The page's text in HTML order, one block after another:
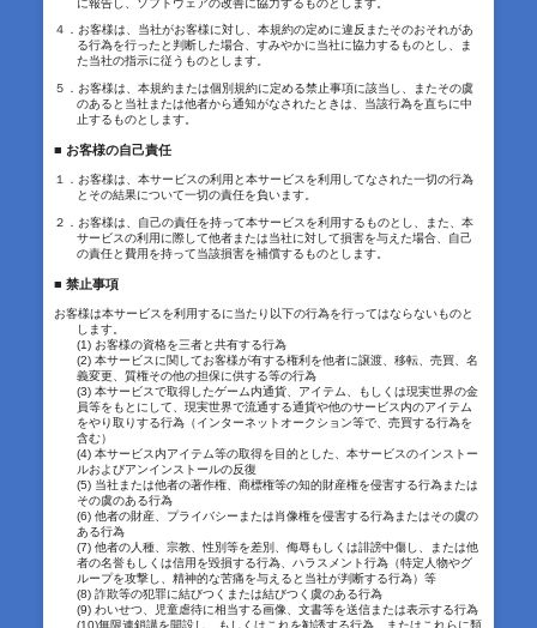
４．お客様は、当社がお客様に対し、本規約の定めに違反またそのおそれがあ
る行為を行ったと判断した場合、すみやかに当社に協力するものとし、ま
た当社の指示に従うものとします。
５．お客様は、本規約または個別規約に定める禁止事項に該当し、またその虞
のあると当社または他者から通知がなされたときは、当該行為を直ちに中
止するものとします。
■ お客様の自己責任
１．お客様は、本サービスの利用と本サービスを利用してなされた一切の行為
とその結果について一切の責任を負います。
２．お客様は、自己の責任を持って本サービスを利用するものとし、また、本
サービスの利用に際して他者または当社に対して損害を与えた場合、自己
の責任と費用を持って当該損害を補償するものとします。
■ 禁止事項
お客様は本サービスを利用するに当たり以下の行為を行ってはならないものと
します。
(1) お客様の資格を三者と共有する行為
(2) 本サービスに関してお客様が有する権利を他者に譲渡、移転、売買、名
義変更、質権その他の担保に供する等の行為
(3) 本サービスで取得したゲーム内通貨、アイテム、もしくは現実世界の金
員等をもとにして、現実世界で流通する通貨や他のサービス内のアイテム
をやり取りする行為（インターネットオークション等で、売買する行為を
含む）
(4) 本サービス内アイテム等の取得を目的とした、本サービスのインストー
ルおよびアンインストールの反復
(5) 当社または他者の著作権、商標権等の知的財産権を侵害する行為または
その虞のある行為
(6) 他者の財産、プライバシーまたは肖像権を侵害する行為またはその虞の
ある行為
(7) 他者の人種、宗教、性別等を差別、侮辱もしくは誹謗中傷し、または他
者の名誉もしくは信用を毀損する行為、ハラスメント行為（特定人物やグ
ループを攻撃し、精神的な苦痛を与えると当社が判断する行為）等
(8) 詐欺等の犯罪に結びつくまたは結びつく虞のある行為
(9) わいせつ、児童虐待に相当する画像、文書等を送信または表示する行為